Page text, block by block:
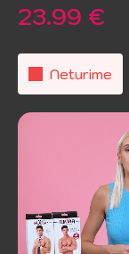
23.99 €
Neturime